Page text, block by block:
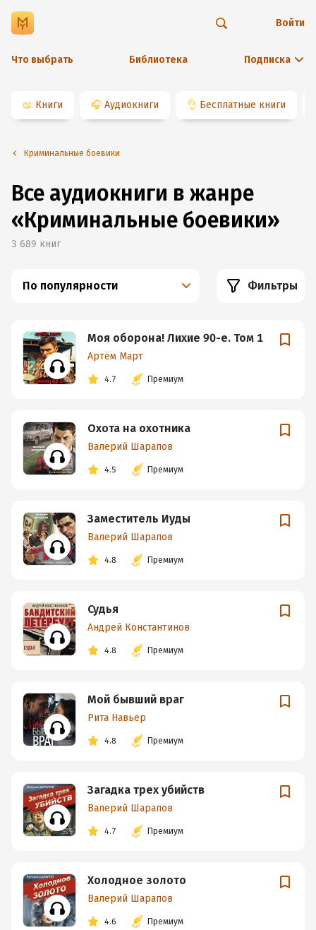
Что выбрать Библиотека Подписка
Войти
📖 Книги 🎧 Аудиокниги 👌 Бесплатные книги
Криминальные боевики
Все аудиокниги в жанре
«Криминальные боевики»
3 689 книг
По популярности Фильтры
Моя оборона! Лихие 90-е. Том 1
Артём Март
4.7 Премиум
Охота на охотника
Валерий Шарапов
4.5 Премиум
Заместитель Иуды
Валерий Шарапов
4.8 Премиум
Судья
Андрей Константинов
4.8 Премиум
Мой бывший враг
Рита Навьер
4.8 Премиум
Загадка трех убийств
Валерий Шарапов
4.7 Премиум
Холодное золото
Валерий Шарапов
4.6 Премиум